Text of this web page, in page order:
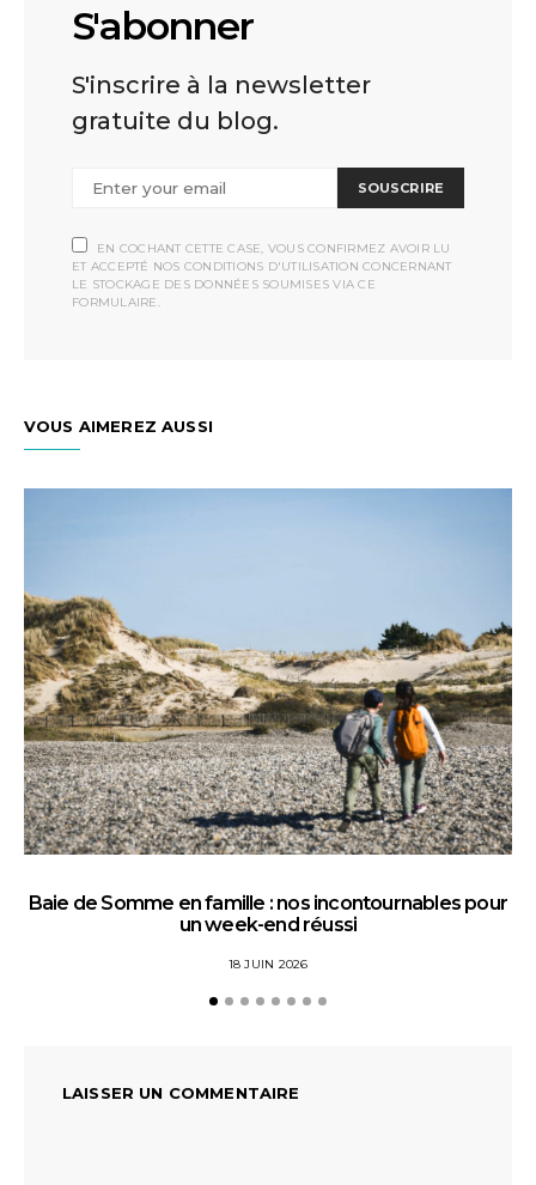
S'abonner
S'inscrire à la newsletter
gratuite du blog.
SOUSCRIRE
EN COCHANT CETTE CASE, VOUS CONFIRMEZ AVOIR LU
ET ACCEPTÉ NOS CONDITIONS D'UTILISATION CONCERNANT
LE STOCKAGE DES DONNÉES SOUMISES VIA CE
FORMULAIRE.
VOUS AIMEREZ AUSSI
Baie de Somme en famille : nos incontournables pour
un week-end réussi
18 JUIN 2026
LAISSER UN COMMENTAIRE